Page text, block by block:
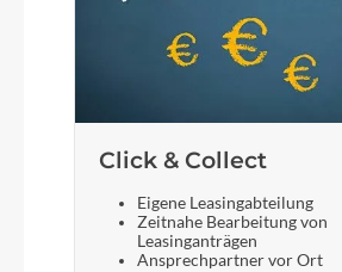
Click & Collect
Eigene Leasingabteilung
Zeitnahe Bearbeitung von
Leasinganträgen
Ansprechpartner vor Ort